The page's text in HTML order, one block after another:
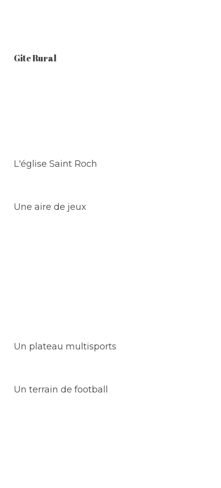
Gite Rural
L'église Saint Roch
Une aire de jeux
Un plateau multisports
Un terrain de football